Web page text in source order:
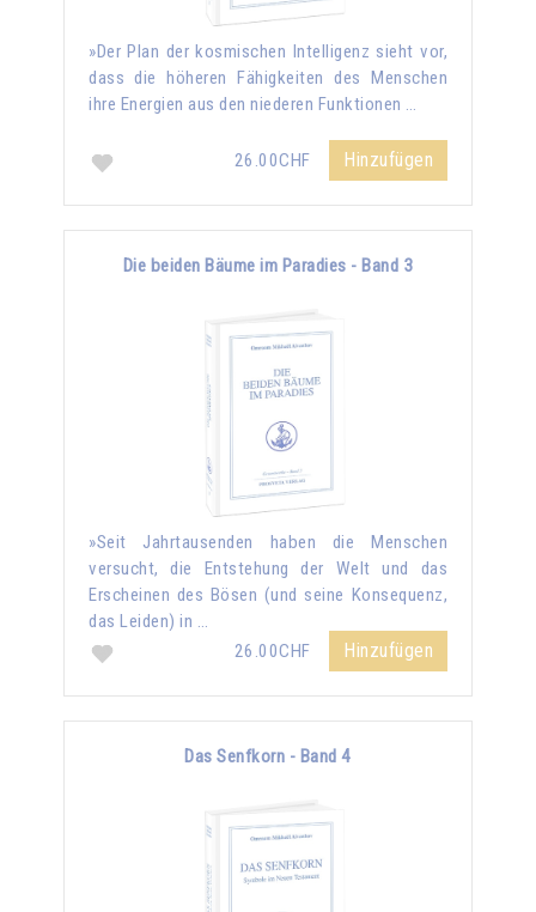
»Der Plan der kosmischen Intelligenz sieht vor,
dass die höheren Fähigkeiten des Menschen
ihre Energien aus den niederen Funktionen …
26.00CHF Hinzufügen
Die beiden Bäume im Paradies - Band 3
»Seit Jahrtausenden haben die Menschen
versucht, die Entstehung der Welt und das
Erscheinen des Bösen (und seine Konsequenz,
das Leiden) in …
26.00CHF
Hinzufügen
Das Senfkorn - Band 4